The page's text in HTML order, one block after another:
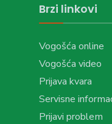
Brzi linkovi
Vogošća online
Vogošća video
Prijava kvara
Servisne
Prijavi problem